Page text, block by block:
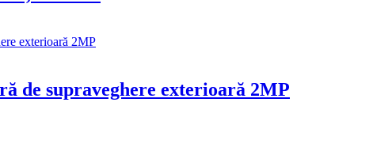
de supraveghere exterioară 2MP